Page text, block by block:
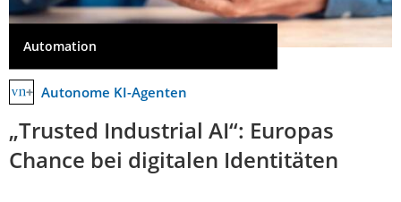
Automation
Autonome KI-Agenten
„Trusted Industrial AI“: Europas
Chance bei digitalen Identitäten